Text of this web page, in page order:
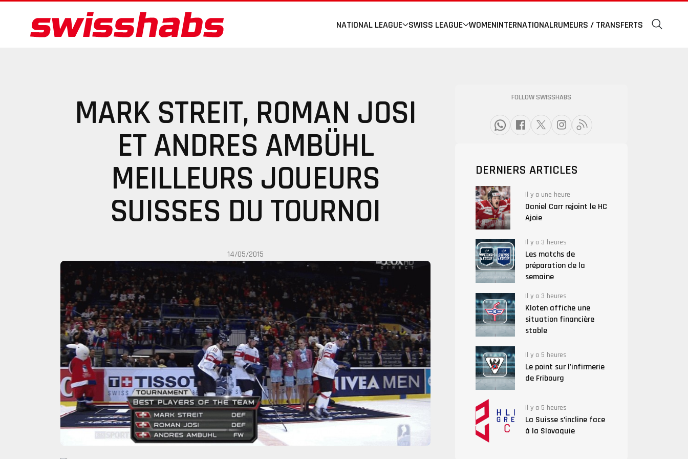
NATIONAL LEAGUE SWISS LEAGUE WOMENINTERNATIONALRUMEURS / TRANSFERTS
MARK STREIT, ROMAN JOSI
ET ANDRES AMBÜHL
MEILLEURS JOUEURS
SUISSES DU TOURNOI
14/05/2015
FOLLOW SWISSHABS
DERNIERS ARTICLES
Il y a une heure
Daniel Carr rejoint le HC
Ajoie
Il y a 3 heures
Les matchs de
préparation de la
semaine
Il y a 3 heures
Kloten affiche une
situation financière
stable
Il y a 5 heures
Le point sur l'infirmerie
de Fribourg
Il y a 5 heures
La Suisse s’incline face
à la Slovaquie